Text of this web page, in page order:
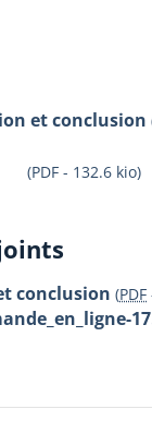
et conclusion
(PDF - 132.6 kio)
conclusion (PDF